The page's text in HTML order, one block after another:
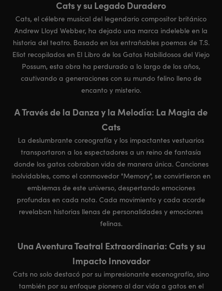
Cats y su Legado Duradero
Cats, el célebre musical del legendario compositor británico
Andrew Lloyd Webber, ha dejado una marca indeleble en la
historia del teatro. Basado en los entrañables poemas de T.S.
Eliot recopilados en El Libro de los Gatos Habilidosos del Viejo
Possum, esta obra ha perdurado a lo largo de los años,
cautivando a generaciones con su mundo felino lleno de
encanto y misterio.
A Través de la Danza y la Melodía: La Magia de
Cats
La deslumbrante coreografía y los impactantes vestuarios
transportaron a los espectadores a un reino de fantasía
donde los gatos cobraban vida de manera única. Canciones
inolvidables, como el conmovedor "Memory", se convirtieron en
emblemas de este universo, despertando emociones
profundas en cada nota. Cada movimiento y cada acorde
revelaban historias llenas de personalidades y emociones
felinas.
Una Aventura Teatral Extraordinaria: Cats y su
Impacto Innovador
Cats no solo destacó por su impresionante escenografía, sino
también por su enfoque pionero al dar vida a gatos en el